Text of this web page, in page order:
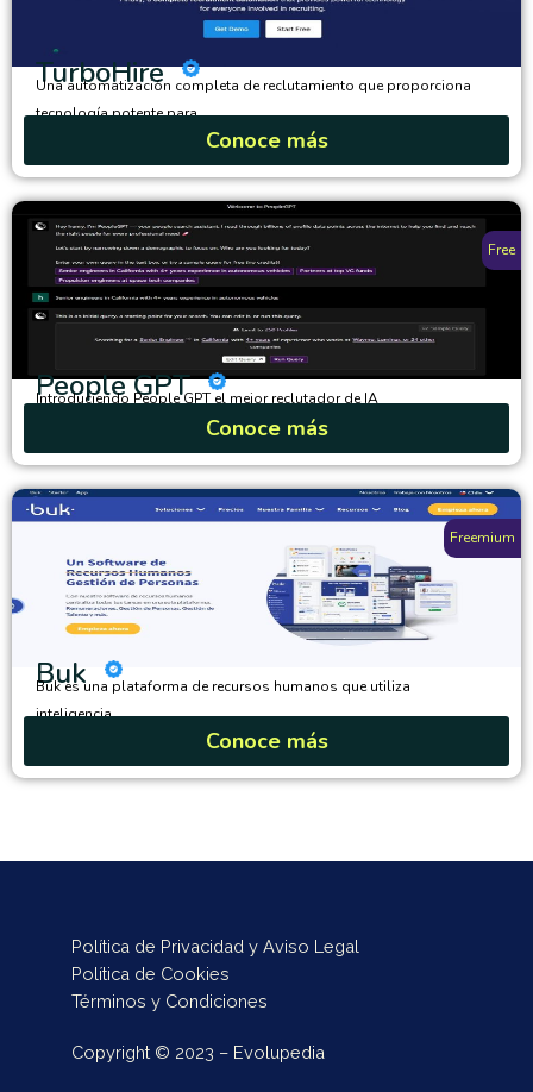
TurboHire
Una automatización completa de reclutamiento que proporciona
tecnología potente para...
Conoce más
People GPT
Introduciendo People GPT el mejor reclutador de IA
Conoce más
Free
Buk
Buk es una plataforma de recursos humanos que utiliza
inteligencia...
Conoce más
Freemium
Política de Privacidad y Aviso Legal
Política de Cookies
Términos y Condiciones
Copyright © 2023 – Evolupedia